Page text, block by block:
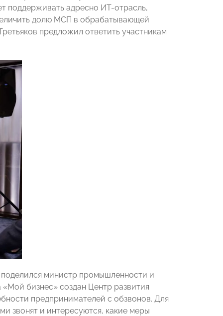
поддерживать адресно ИТ-отрасль,
долю МСП в обрабатывающей
предложил ответить участникам
министр промышленности и
«Мой бизнес» создан Центр развития
предпринимателей с обзвонов. Для
звонят и интересуются, какие меры